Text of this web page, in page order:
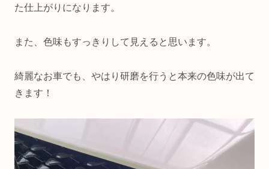
た仕上がりになります。
また、色味もすっきりして見えると思います。
綺麗なお車でも、やはり研磨を行うと本来の色味が出て
きます！